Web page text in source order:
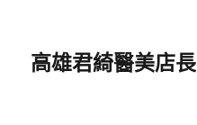
高雄君綺醫美店長